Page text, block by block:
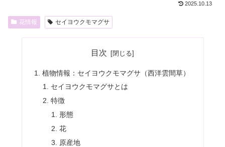
2025.10.13
花情報 セイヨウクモマグサ
目次
植物情報：セイヨウクモマグサ（西洋雲間草）
セイヨウクモマグサとは
特徴
形態
花
原産地